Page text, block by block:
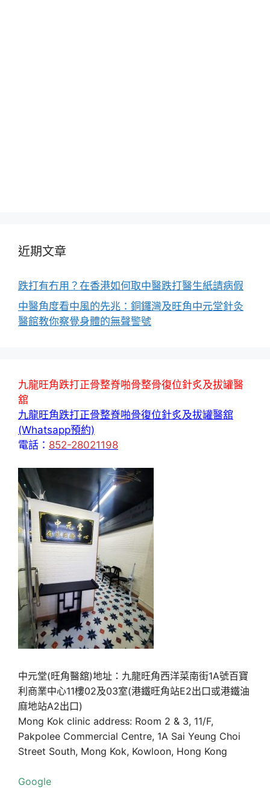
近期文章
跌打有冇用？在香港如何取中醫跌打醫生紙請病假
中醫角度看中風的先兆：銅鑼灣及旺角中元堂針灸
醫館教你察覺身體的無聲警號
九龍旺角跌打正骨整脊啪骨整骨復位針炙及拔罐醫
舘
九龍旺角跌打正骨整脊啪骨復位針炙及拔罐醫舘
(Whatsapp預約)
電話： 852-28021198
中元堂(旺角醫舘)地址：九龍旺角西洋菜南街1A號百寶
利商業中心11樓02及03室(港鐵旺角站E2出口或港鐵油
麻地站A2出口)
Mong Kok clinic address: Room 2 & 3, 11/F,
Pakpolee Commercial Centre, 1A Sai Yeung Choi
Street South, Mong Kok, Kowloon, Hong Kong
Google